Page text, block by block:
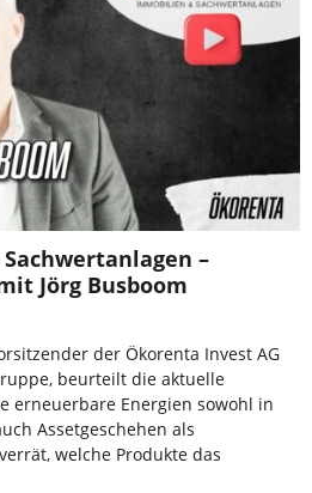
–
Jörg Busboom
der Ökorenta Invest AG
beurteilt die aktuelle
erneuerbare Energien sowohl in
Assetgeschehen als
welche Produkte das